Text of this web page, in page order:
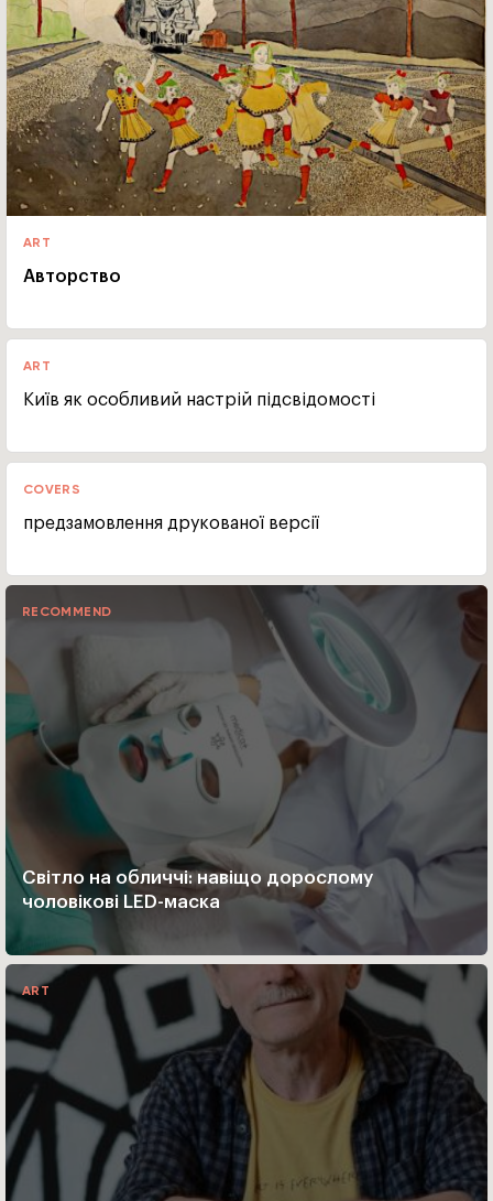
ART
Авторство
ART
Київ як особливий настрій підсвідомості
COVERS
предзамовлення друкованої версії
RECOMMEND
Світло на обличчі: навіщо дорослому
чоловікові LED-маска
ART